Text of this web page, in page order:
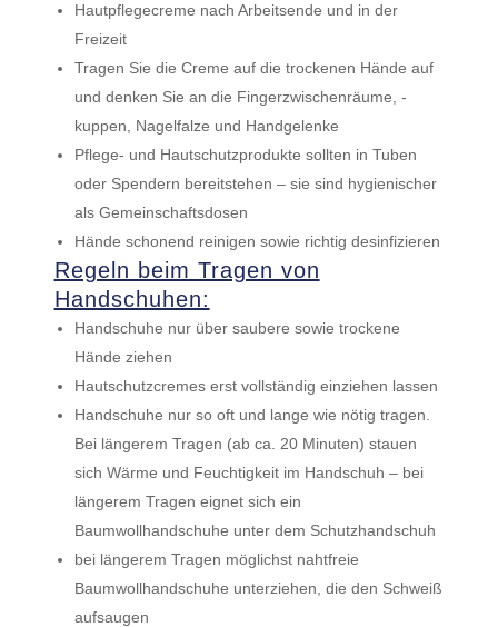
Hautpflegecreme nach Arbeitsende und in der
Freizeit
Tragen Sie die Creme auf die trockenen Hände auf
und denken Sie an die Fingerzwischenräume, -
kuppen, Nagelfalze und Handgelenke
Pflege- und Hautschutzprodukte sollten in Tuben
oder Spendern bereitstehen – sie sind hygienischer
als Gemeinschaftsdosen
Hände schonend reinigen sowie richtig desinfizieren
Regeln beim Tragen von
Handschuhen:
Handschuhe nur über saubere sowie trockene
Hände ziehen
Hautschutzcremes erst vollständig einziehen lassen
Handschuhe nur so oft und lange wie nötig tragen.
Bei längerem Tragen (ab ca. 20 Minuten) stauen
sich Wärme und Feuchtigkeit im Handschuh – bei
längerem Tragen eignet sich ein
Baumwollhandschuhe unter dem Schutzhandschuh
bei längerem Tragen möglichst nahtfreie
Baumwollhandschuhe unterziehen, die den Schweiß
aufsaugen